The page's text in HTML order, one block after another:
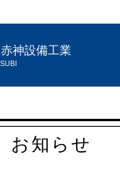
神設備工業
お知らせ